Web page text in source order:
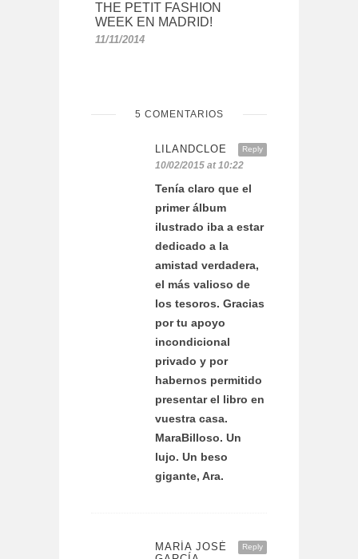
THE PETIT FASHION
WEEK EN MADRID!
11/11/2014
5 COMENTARIOS
Reply
LILANDCLOE
10/02/2015 at 10:22
Tenía claro que el
primer álbum
ilustrado iba a estar
dedicado a la
amistad verdadera,
el más valioso de
los tesoros. Gracias
por tu apoyo
incondicional
privado y por
habernos permitido
presentar el libro en
vuestra casa.
MaraBilloso. Un
lujo. Un beso
gigante, Ara.
Reply
MARÍA JOSÉ